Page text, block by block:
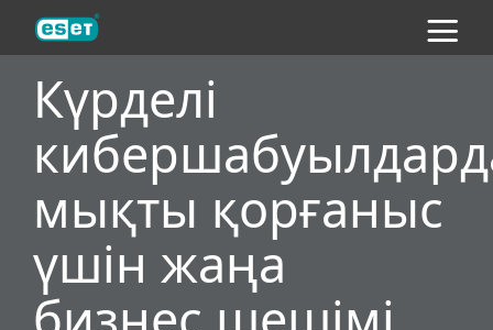
Күрделі
мықты қорғаныс
үшін жаңа
ESET